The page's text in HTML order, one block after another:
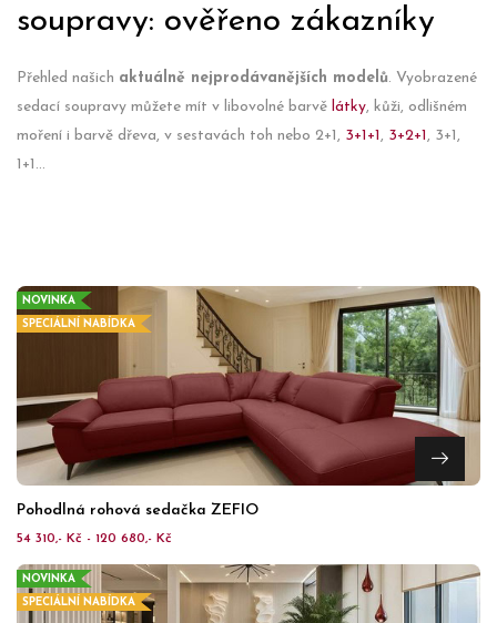
soupravy: ověřeno zákazníky
Přehled našich aktuálně nejprodávanějších modelů. Vyobrazené
sedací soupravy můžete mít v libovolné barvě látky, kůži, odlišném
moření i barvě dřeva, v sestavách toh nebo 2+1, 3+1+1, 3+2+1, 3+1,
1+1...
NOVINKA
SPECIÁLNÍ NABÍDKA
Pohodlná rohová sedačka ZEFIO
54 310,- Kč - 120 680,- Kč
NOVINKA
SPECIÁLNÍ NABÍDKA